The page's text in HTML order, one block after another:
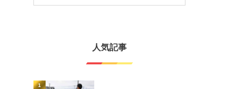
人気記事
1